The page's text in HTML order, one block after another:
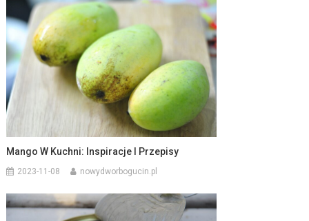
Mango W Kuchni: Inspiracje I Przepisy
2023-11-08 nowydworbogucin.pl